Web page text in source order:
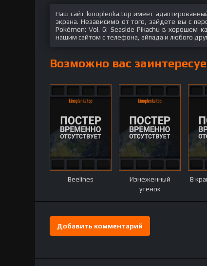
Наш сайт kinoplenka.top имеет
экрана. Независимо от того, зайдете вы с
Pokémon: Vol. 6: Seaside Pikachu в хорошем
нашим сайтом с телефона, айпада и любого
Возможно вас
Beelines
Изнеженный
утенок
В
Добавить комментарий